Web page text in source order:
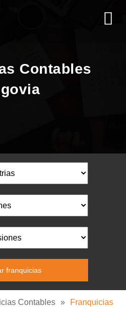
Contables
Contables »
Franquicias